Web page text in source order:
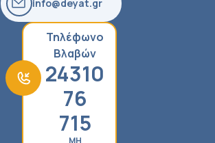
info@deyat.gr
Τηλέφωνο
Βλαβών
24310
76
715
ΜΗ